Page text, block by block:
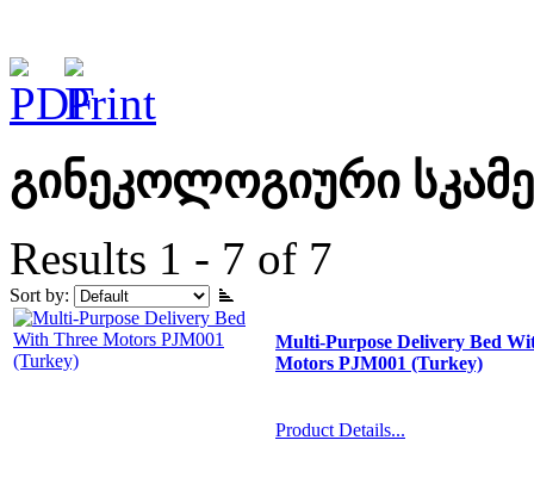
გინეკოლოგიური
Results 1 - 7 of 7
Sort by:
Multi-Purpose Delivery Bed
Motors PJM001 (Turkey)
Product Details...